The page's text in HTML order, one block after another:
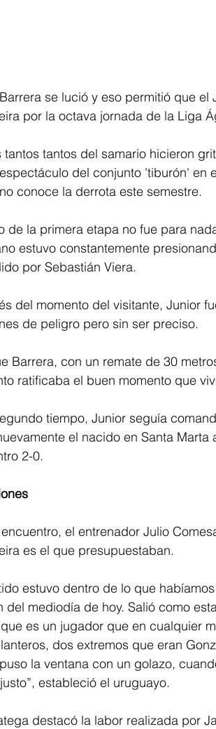
se lució y eso permitió que
por la octava jornada de la Liga
tantos tantos del samario hicieron
del conjunto 'tiburón' en
conoce la derrota este semestre.
de la primera etapa no fue para
estuvo constantemente
por Sebastián Viera.
del momento del visitante, Junior
de peligro pero sin ser preciso.
Barrera, con un remate de 30
ratificaba el buen momento que
tiempo, Junior seguía
el nacido en Santa
2-0.
encuentro, el entrenador Julio
es el que presupuestaban.
estuvo dentro de lo que
del mediodía de hoy. Salió como
es un jugador que en cualquier
dos extremos que eran
la ventana con un golazo,
estableció el uruguayo.
destacó la labor realizada por